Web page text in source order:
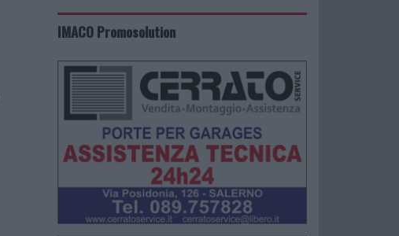
IMACO Promosolution